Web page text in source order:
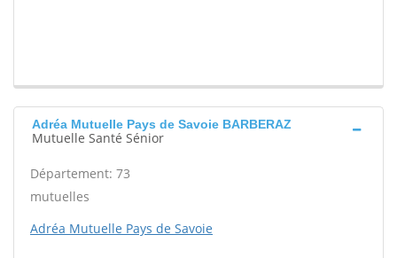
Adréa Mutuelle Pays de Savoie BARBERAZ
Mutuelle Santé Sénior
Département: 73
mutuelles
Adréa Mutuelle Pays de Savoie